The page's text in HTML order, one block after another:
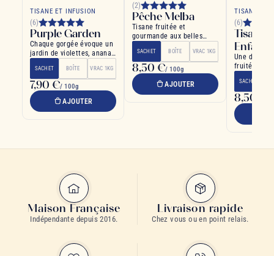
TISANE ET INFUSION
(6)
Purple Garden
Chaque gorgée évoque un
jardin de violettes, ananas
et framboises
SACHET BOÎTE VRAC 1KG
7,90 €/ 100g
AJOUTER
(2)
Pêche Melba
Tisane fruitée et
gourmande aux belles
notes de pêche
SACHET BOÎTE VRAC 1KG
8,50 €/ 100g
AJOUTER
TISANE ET
(6)
Tisane
Enfants
Une
fruitée au
SACHET
8,50 €
Maison Française
Indépendante depuis 2016.
Livraison rapide
Chez vous ou en point relais.